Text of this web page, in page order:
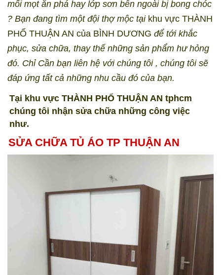
mối mọt ăn phá hay lớp sơn bên ngoài bị bong chóc
? Bạn đang tìm một đội thợ mộc tại khu vực THÀNH
PHỐ THUẬN AN của BÌNH DƯƠNG để tới khắc
phục, sửa chữa, thay thế những sản phẩm hư hỏng
đó. Chỉ Cần bạn liên hệ với chúng tôi , chúng tôi sẽ
đáp ứng tất cả những nhu cầu đó của bạn.
Tại khu vực THÀNH PHỐ THUẬN AN tphcm
chúng tôi nhận sửa chữa những công việc
như.
SỬA CHỮA TỦ ÁO TP THUẬN AN